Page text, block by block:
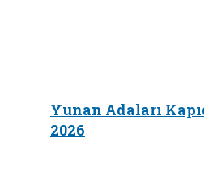
Yunan Adaları
2026